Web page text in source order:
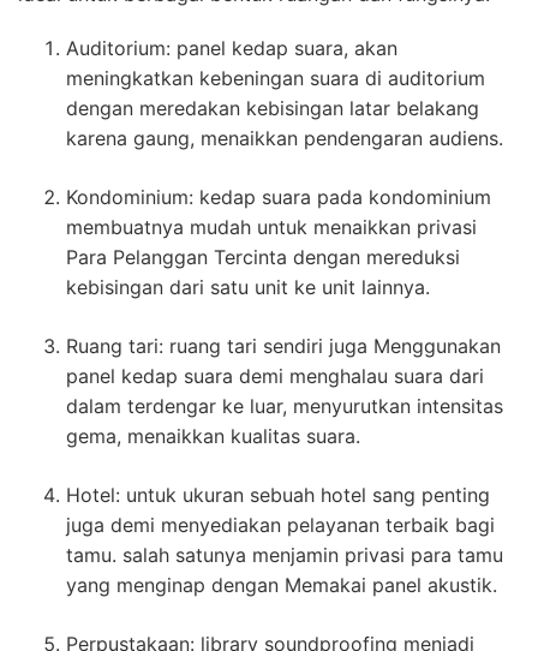
Auditorium: panel kedap suara, akan
meningkatkan kebeningan suara di auditorium
dengan meredakan kebisingan latar belakang
karena gaung, menaikkan pendengaran audiens.
Kondominium: kedap suara pada kondominium
membuatnya mudah untuk menaikkan privasi
Para Pelanggan Tercinta dengan mereduksi
kebisingan dari satu unit ke unit lainnya.
Ruang tari: ruang tari sendiri juga Menggunakan
panel kedap suara demi menghalau suara dari
dalam terdengar ke luar, menyurutkan intensitas
gema, menaikkan kualitas suara.
Hotel: untuk ukuran sebuah hotel sang penting
juga demi menyediakan pelayanan terbaik bagi
tamu. salah satunya menjamin privasi para tamu
yang menginap dengan Memakai panel akustik.
Perpustakaan: library soundproofing menjadi